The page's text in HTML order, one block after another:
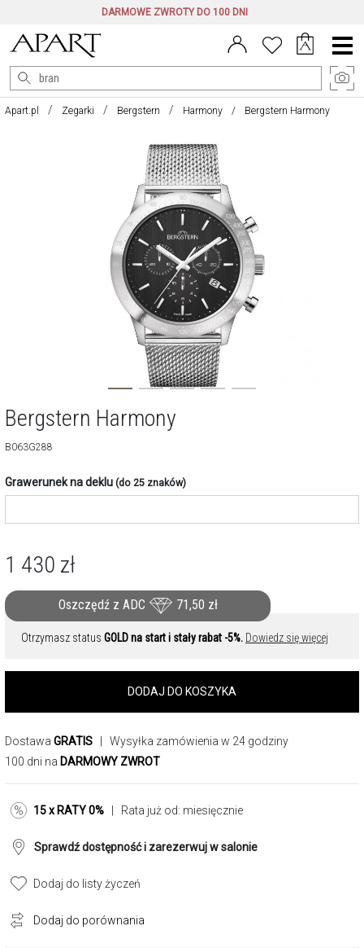
DARMOWE ZWROTY DO 100 DNI
Menu
główne
Apart.pl Zegarki Bergstern Harmony Bergstern Harmony
Bergstern Harmony
B063G288
Grawerunek na deklu (do 25 znaków)
1 430 zł
Oszczędź z ADC 71,50 zł
Otrzymasz status GOLD na start i stały rabat -5%. Dowiedz się więcej
DODAJ DO KOSZYKA
Dostawa GRATIS | Wysyłka zamówienia w 24 godziny
100 dni na DARMOWY ZWROT
15 x RATY 0% | Rata już od: miesięcznie
Sprawdź dostępność i zarezerwuj w salonie
Dodaj do listy życzeń
Dodaj do porównania